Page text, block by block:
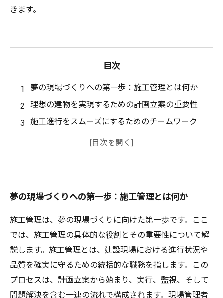
きます。
目次
夢の現場づくりへの第一歩：施工管理とは何か
理想の建物を実現するための計画立案の重要性
施工進行をスムーズにするためのチームワーク
施工管理の成功事例：理想の現場が形になる瞬
間
あなたの現場でもできる！施工管理の実践的ヒ
ント
夢の現場づくりへの第一歩：施工管理とは何か
施工管理は、夢の現場づくりに向けた第一歩です。ここ
では、施工管理の具体的な役割とその重要性について解
説します。施工管理とは、建設現場における進行状況や
品質を確実に守るための統括的な職務を指します。この
プロセスは、計画立案から始まり、実行、監視、そして
問題解決を含む一連の流れで構成されます。現場管理者